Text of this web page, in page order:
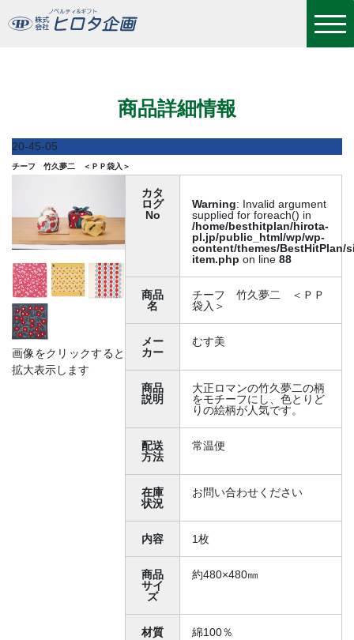
商品詳細情報
20-45-05
チーフ 竹久夢二 ＜ＰＰ袋入＞
画像をクリックすると
拡大表示します
カタ
ログ
No
Warning: Invalid argument
supplied for foreach() in
/home/besthitplan/hirota-
pl.jp/public_html/wp/wp-
content/themes/BestHitPlan/
item.php on line88
商品
名
チーフ 竹久夢二 ＜ＰＰ
袋入＞
メー
カー
むす美
商品
説明
大正ロマンの竹久夢二の柄
をモチーフにし、色とりど
りの絵柄が人気です。
配送
方法
常温便
在庫
状況
お問い合わせください
内容 1枚
商品
サイ
ズ
約480×480㎜
材質 綿100％